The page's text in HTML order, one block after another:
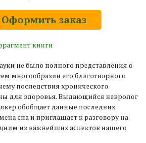
Оформить заказ
книги
не было полного представления о
многообразии его благотворного
последствия хронического
для здоровья. Выдающийся невролог
обобщает данные последних
сна и приглашает к разговору на
из важнейших аспектов нашего